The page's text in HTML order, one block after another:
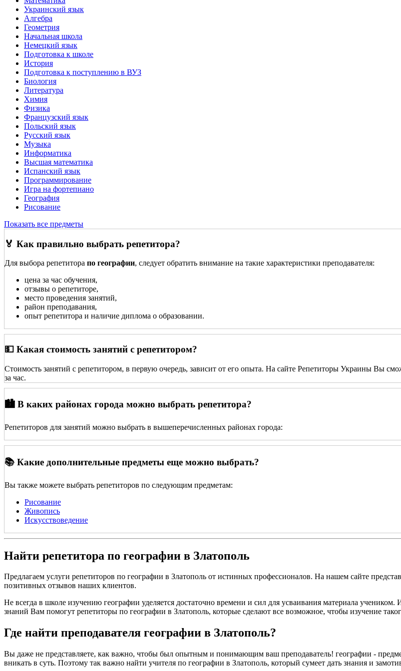
Украинский язык
Алгебра
Геометрия
Начальная школа
Немецкий язык
Подготовка к школе
История
Подготовка к поступлению в ВУЗ
Биология
Литература
Химия
Физика
Французский язык
Польский язык
Русский язык
Музыка
Информатика
Высшая математика
Испанский язык
Программирование
Игра на фортепиано
География
Рисование
Показать все предметы
🏅 Как правильно выбрать репетитора?
Для выбора репетитора по географии, следует обратить внимание на такие характеристики преподавателя:
цена за час обучения,
отзывы о репетиторе,
место проведения занятий,
район преподавания,
опыт репетитора и наличие диплома о образовании.
💵 Какая стоимость занятий с репетитором?
Стоимость занятий с репетитором, в первую очередь, зависит от его опыта. На сайте Репетиторы Украины Вы
за час.
🏙️ В каких районах города можно выбрать репетитора?
Репетиторов для занятий можно выбрать в вышеперечисленных районах города:
📚 Какие дополнительные предметы еще можно выбрать?
Вы также можете выбрать репетиторов по следующим предметам:
Рисование
Живопись
Искусствоведение
Найти репетитора по географии в Златополь
Предлагаем услуги репетиторов по географии в Златополь от истинных профессионалов. На нашем сайте
позитивных отзывов наших клиентов.
Не всегда в школе изучению географии уделяется достаточно времени и сил для усваивания материала
знаний Вам помогут репетиторы по географии в Златополь, которые сделают все возможное, чтобы изучение
Где найти преподавателя географии в Златополь?
Вы даже не представляете, как важно, чтобы был опытным и понимающим ваш преподаватель! географии -
вникать в суть. Поэтому так важно найти учителя по географии в Златополь, который сумеет дать знания и